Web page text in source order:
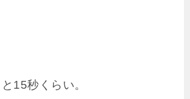
15秒くらい。